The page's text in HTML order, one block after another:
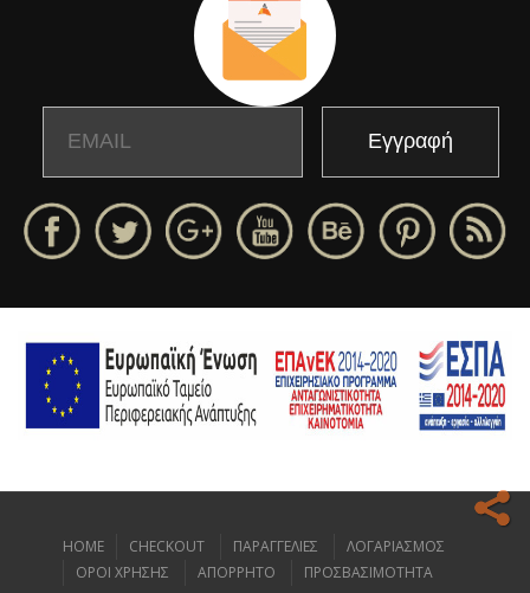
Ο ιστοχώρος μας κάνει χρήση cookies για να σας προσφέρει την
HOME CHECKOUT ΠΑΡΑΓΓΕΛΙΕΣ
ΛΟΓΑΡΙΑΣΜΟΣ
ΟΡΟΙ ΧΡΗΣΗΣ
ΑΠΟΡΡΗΤΟ ΠΡΟΣΒΑΣΙΜΟΤΗΤΑ